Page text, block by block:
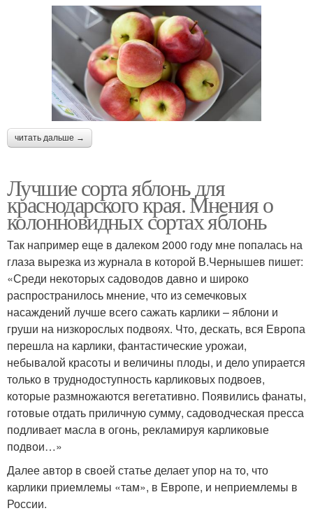
читать дальше →
Лучшие сорта яблонь для
краснодарского края. Мнения о
колонновидных сортах яблонь
Так например еще в далеком 2000 году мне попалась на
глаза вырезка из журнала в которой В.Чернышев пишет:
«Среди некоторых садоводов давно и широко
распространилось мнение, что из семечковых
насаждений лучше всего сажать карлики – яблони и
груши на низкорослых подвоях. Что, дескать, вся Европа
перешла на карлики, фантастические урожаи,
небывалой красоты и величины плоды, и дело упирается
только в труднодоступность карликовых подвоев,
которые размножаются вегетативно. Появились фанаты,
готовые отдать приличную сумму, садоводческая пресса
подливает масла в огонь, рекламируя карликовые
подвои…»
Далее автор в своей статье делает упор на то, что
карлики приемлемы «там», в Европе, и неприемлемы в
России.